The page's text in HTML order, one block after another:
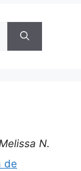
Melissa N.
de